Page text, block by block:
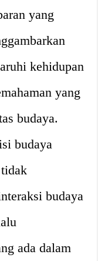
yang
kehidupan
yang
budaya.
budaya
budaya
ada dalam